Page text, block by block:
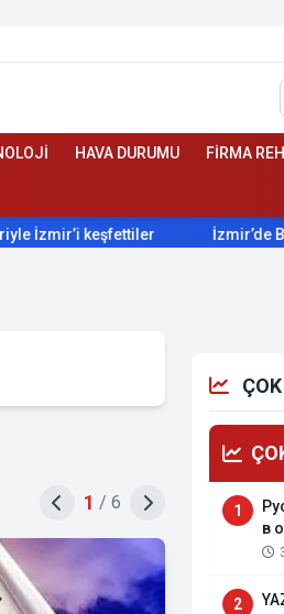
HAVA DURUMU FİRMA
keşfettiler İzmir’de Bokaşi
1 / 6 1
в
2